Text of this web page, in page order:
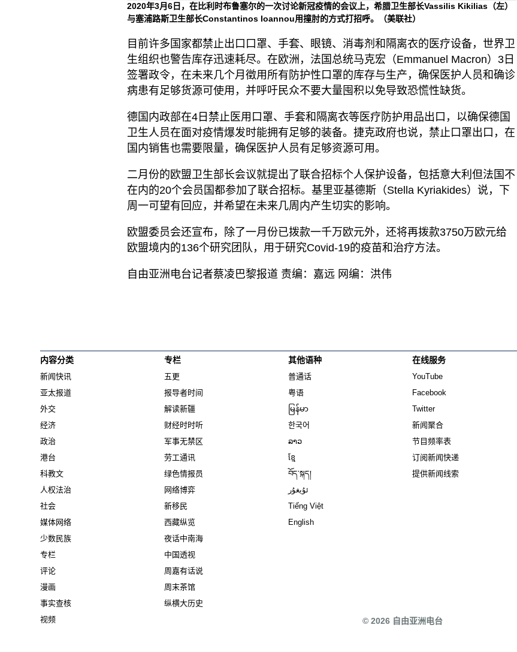
2020年3月6日，在比利时布鲁塞尔的一次讨论新冠疫情的会议上，希腊卫生部长Vassilis Kikilias（左）
与塞浦路斯卫生部长Constantinos Ioannou用撞肘的方式打招呼。（美联社）
目前许多国家都禁止出口口罩、手套、眼镜、消毒剂和隔离衣的医疗设备，世界卫
生组织也警告库存迅速耗尽。在欧洲，法国总统马克宏（Emmanuel Macron）3日
签署政令，在未来几个月徵用所有防护性口罩的库存与生产，确保医护人员和确诊
病患有足够货源可使用，并呼吁民众不要大量囤积以免导致恐慌性缺货。
德国内政部在4日禁止医用口罩、手套和隔离衣等医疗防护用品出口，以确保德国
卫生人员在面对疫情爆发时能拥有足够的装备。捷克政府也说，禁止口罩出口，在
国内销售也需要限量，确保医护人员有足够资源可用。
二月份的欧盟卫生部长会议就提出了联合招标个人保护设备，包括意大利但法国不
在内的20个会员国都参加了联合招标。基里亚基德斯（Stella Kyriakides）说，下
周一可望有回应，并希望在未来几周内产生切实的影响。
欧盟委员会还宣布，除了一月份已拨款一千万欧元外，还将再拨款3750万欧元给
欧盟境内的136个研究团队，用于研究Covid-19的疫苗和治疗方法。
自由亚洲电台记者蔡凌巴黎报道 责编：嘉远 网编：洪伟
内容分类
新闻快讯
亚太报道
外交
经济
政治
港台
科教文
人权法治
社会
媒体网络
少数民族
专栏
评论
漫画
事实查核
视频
专栏
五更
报导者时间
解读新疆
财经时时听
军事无禁区
劳工通讯
绿色情报员
网络博弈
新移民
西藏纵览
夜话中南海
中国透视
周嘉有话说
周末茶馆
纵横大历史
其他语种
普通话
粤语
မြန်မာ
한국어
ລາວ
ខ្មែ
བོད་སྐད།
ئۇيغۇر
Tiếng Việt
English
在线服务
YouTube
Facebook
Twitter
新闻聚合
节目频率表
订阅新闻快递
提供新闻线索
© 2026 自由亚洲电台